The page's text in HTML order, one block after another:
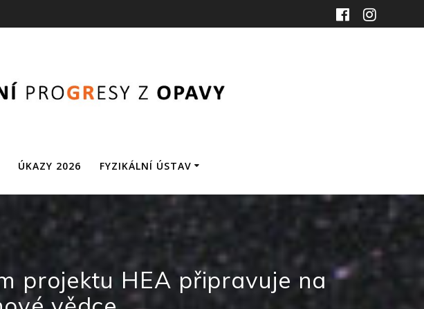
ÚKAZY 2026 FYZIKÁLNÍ ÚSTAV
projektu HEA připravuje na